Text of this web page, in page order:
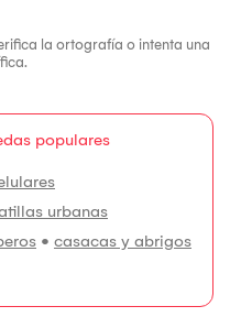
la ortografía o intenta una
populares
urbanas
• casacas y abrigos